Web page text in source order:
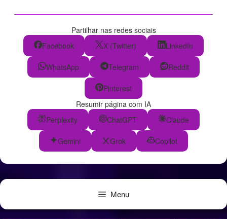
Partilhar nas redes sociais
Facebook
X (Twitter) LinkedIn
WhatsApp Telegram Reddit
Pinterest
Resumir página com IA
Perplexity
ChatGPT Claude
Gemini Grok Copilot
Menu